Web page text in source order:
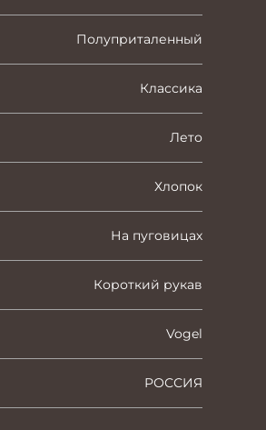
Полуприталенный
Классика
Лето
Хлопок
На пуговицах
Короткий рукав
Vogel
РОССИЯ